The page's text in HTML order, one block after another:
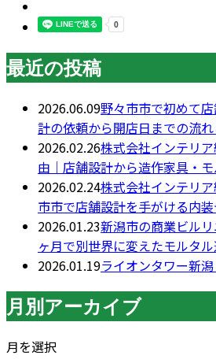
最近の投稿
2026.06.09野々市市で初めて
計の依頼から開店日までの流
2026.02.26株式会社インテリ
由｜店舗設計から造作家具・
2026.02.24株式会社インテリ
市市で店舗設計を手がける内
2026.01.23新潟市の商業ビル
ヶ月で別世界に変えたモルタ
2026.01.19ライオンタワー新
月別アーカイブ
月を選択